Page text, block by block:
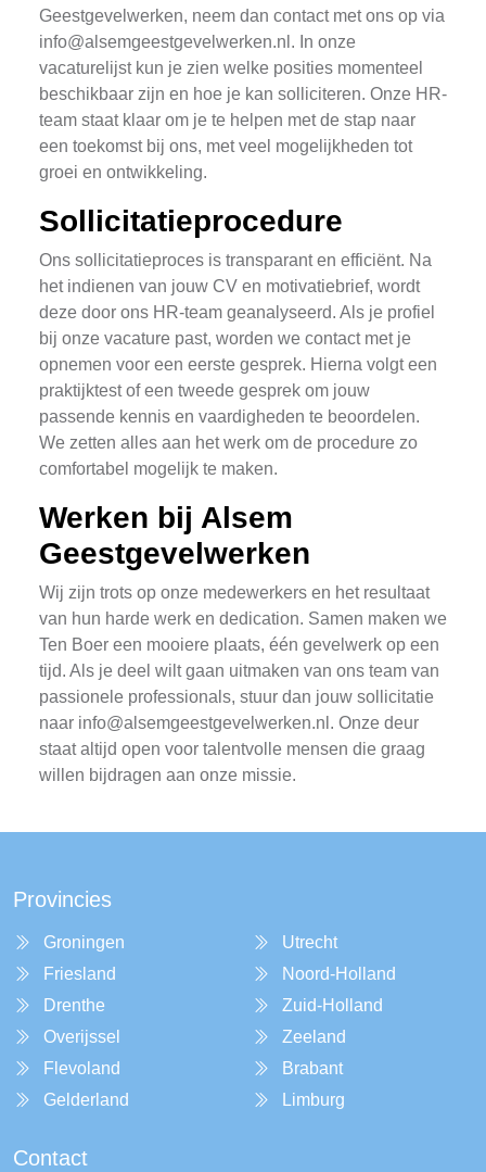
Geestgevelwerken, neem dan contact met ons op via
info@alsemgeestgevelwerken.nl . In onze
vacaturelijst kun je zien welke posities momenteel
beschikbaar zijn en hoe je kan solliciteren. Onze HR-
team staat klaar om je te helpen met de stap naar
een toekomst bij ons, met veel mogelijkheden tot
groei en ontwikkeling.
Sollicitatieprocedure
Ons sollicitatieproces is transparant en efficiënt. Na
het indienen van jouw CV en motivatiebrief, wordt
deze door ons HR-team geanalyseerd. Als je profiel
bij onze vacature past, worden we contact met je
opnemen voor een eerste gesprek. Hierna volgt een
praktijktest of een tweede gesprek om jouw
passende kennis en vaardigheden te beoordelen.
We zetten alles aan het werk om de procedure zo
comfortabel mogelijk te maken.
Werken bij Alsem
Geestgevelwerken
Wij zijn trots op onze medewerkers en het resultaat
van hun harde werk en dedication. Samen maken we
Ten Boer een mooiere plaats, één gevelwerk op een
tijd. Als je deel wilt gaan uitmaken van ons team van
passionele professionals, stuur dan jouw sollicitatie
naar info@alsemgeestgevelwerken.nl . Onze deur
staat altijd open voor talentvolle mensen die graag
willen bijdragen aan onze missie.
Provincies
Groningen
Friesland
Drenthe
Overijssel
Flevoland
Gelderland
Utrecht
Noord-Holland
Zuid-Holland
Zeeland
Brabant
Limburg
Contact